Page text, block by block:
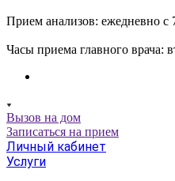
Прием анализов: ежедневно с
Часы приема главного врача:
Вызов на дом
Записаться на прием
Личный кабинет
Услуги